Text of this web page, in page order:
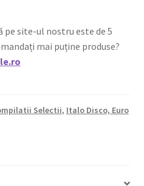
site-ul nostru este de 5
mai puține produse?
Selectii, Italo Disco, Euro